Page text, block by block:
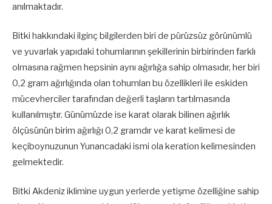
anılmaktadır.
Bitki hakkındaki ilginç bilgilerden biri de pürüzsüz görünümlü
ve yuvarlak yapıdaki tohumlarının şekillerinin birbirinden farklı
olmasına rağmen hepsinin aynı ağırlığa sahip olmasıdır, her biri
0,2 gram ağırlığında olan tohumları bu özellikleri ile eskiden
mücevherciler tarafından değerli taşların tartılmasında
kullanılmıştır. Günümüzde ise karat olarak bilinen ağırlık
ölçüsünün birim ağırlığı 0,2 gramdır ve karat kelimesi de
keçiboynuzunun Yunancadaki ismi ola keration kelimesinden
gelmektedir.
Bitki Akdeniz iklimine uygun yerlerde yetişme özelliğine sahip